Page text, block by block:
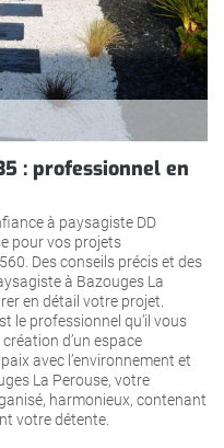
: professionnel en
à paysagiste DD
pour vos projets
Des conseils précis et des
à Bazouges La
en détail votre projet.
le professionnel qu’il vous
d’un espace
avec l’environnement et
La Perouse, votre
harmonieux, contenant
votre détente.